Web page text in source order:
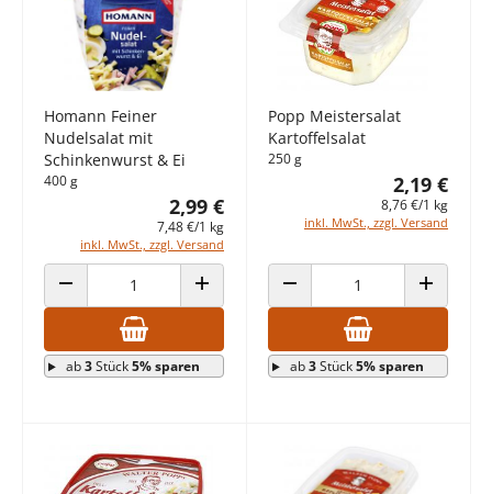
Homann Feiner
Nudelsalat mit
Schinkenwurst & Ei
400 g
2,99 €
7,48 €/1 kg
inkl. MwSt., zzgl. Versand
ANZAHL VERRINGERN ANZAHL ERHÖHEN
ab3Stück5% sparen
Popp Meistersalat
Kartoffelsalat
250 g
2,19 €
8,76 €/1 kg
inkl. MwSt., zzgl. Versand
ANZAHL VERRINGERN ANZAHL
ab3Stück5% sparen